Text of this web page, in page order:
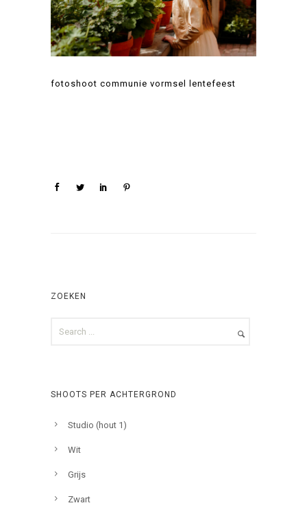
fotoshoot communie vormsel lentefeest
ZOEKEN
SHOOTS PER ACHTERGROND
Studio (hout 1)
Wit
Grijs
Zwart